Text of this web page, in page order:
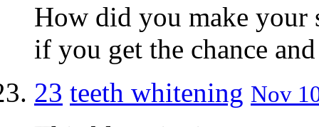
How did you make your
if you get the chance
23 teeth whitening Nov